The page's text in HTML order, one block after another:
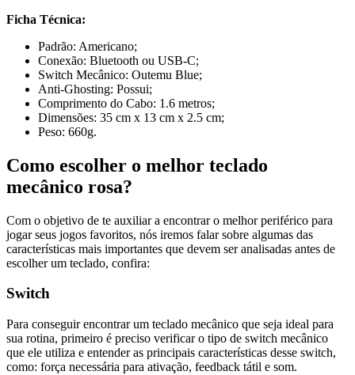
Ficha Técnica:
Padrão: Americano;
Conexão: Bluetooth ou USB-C;
Switch Mecânico: Outemu Blue;
Anti-Ghosting: Possui;
Comprimento do Cabo: 1.6 metros;
Dimensões: 35 cm x 13 cm x 2.5 cm;
Peso: 660g.
Como escolher o melhor teclado
mecânico rosa?
Com o objetivo de te auxiliar a encontrar o melhor periférico para
jogar seus jogos favoritos, nós iremos falar sobre algumas das
características mais importantes que devem ser analisadas antes de
escolher um teclado, confira:
Switch
Para conseguir encontrar um teclado mecânico que seja ideal para
sua rotina, primeiro é preciso verificar o tipo de switch mecânico
que ele utiliza e entender as principais características desse switch,
como: força necessária para ativação, feedback tátil e som.